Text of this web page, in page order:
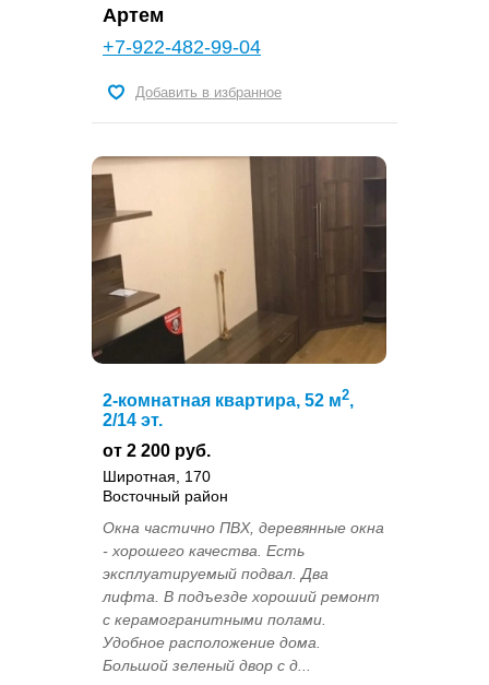
Артем
+7-922-482-99-04
Добавить в избранное
2-комнатная квартира, 52 м2,
2/14 эт.
от 2 200 руб.
Широтная, 170
Восточный район
Окна частично ПВХ, деревянные окна
- хорошего качества. Есть
эксплуатируемый подвал. Два
лифта. В подъезде хороший ремонт
с керамогранитными полами.
Удобное расположение дома.
Большой зеленый двор с д...